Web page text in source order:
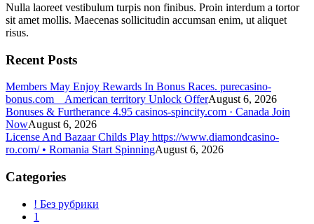
Nulla laoreet vestibulum turpis non finibus. Proin interdum a tortor
sit amet mollis. Maecenas sollicitudin accumsan enim, ut aliquet
risus.
Recent Posts
Members May Enjoy Rewards In Bonus Races. purecasino-
bonus.com _ American territory Unlock OfferAugust 6, 2026
Bonuses & Furtherance 4.95 casinos-spincity.com · Canada Join
NowAugust 6, 2026
License And Bazaar Childs Play https://www.diamondcasino-
ro.com/ • Romania Start SpinningAugust 6, 2026
Categories
! Без рубрики
1